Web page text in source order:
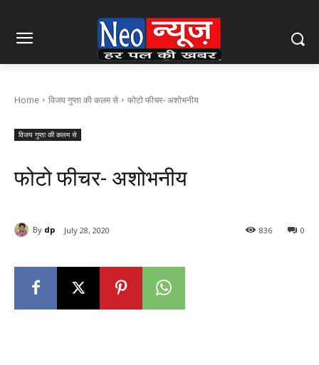
Home विजय गुप्ता की कलम से फोटो फीचर- अशोभनीय
विजय गुप्ता की कलम से
फोटो फीचर- अशोभनीय
By dp July 28, 2020 0
836